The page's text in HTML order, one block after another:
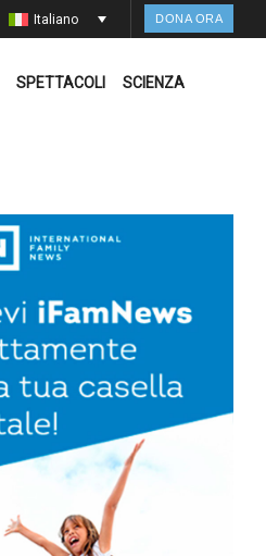
Italiano DONA ORA
SPETTACOLI SCIENZA